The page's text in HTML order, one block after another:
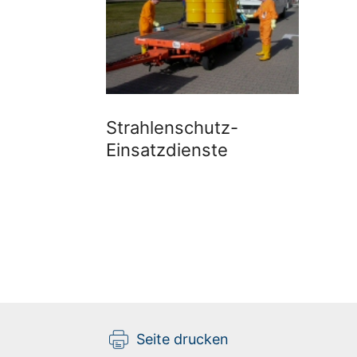
Strahlenschutz-
Einsatzdienste
Seite drucken